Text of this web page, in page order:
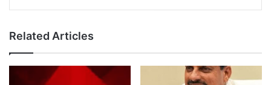
Related Articles